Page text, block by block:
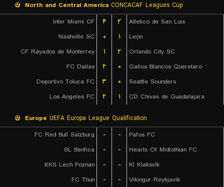
North and Central America CONCACAF Leagues Cup
Inter Miami CF
۴ ۲
Atletico de San Luis
Nashville SC
۰ ۱
Leon
CF Rayados de Monterrey
۱ ۲
Orlando City SC
FC Dallas
۲ ۰
Gallos Blancos Queretaro
Deportivo Toluca FC
۳ ۰
Seattle Sounders
Los Angeles FC
۲ ۱ CD Chivas de Guadalajara
Europe UEFA Europa League Qualification
FC Red Bull Salzburg
- -
Pafos FC
SL Benfica
- -
Hearts Of Midlothian FC
KKS Lech Poznan
- -
KI Klaksvík
FC Thun
- -
Vikingur Reykjavik